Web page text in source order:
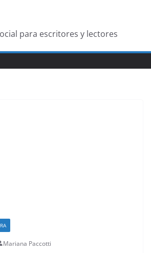
para escritores y lectores
Mariana Paccotti